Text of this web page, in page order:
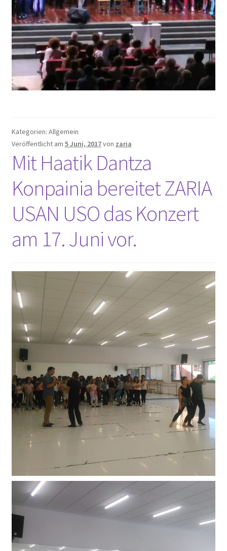
Kategorien: Allgemein
Veröffentlicht am 5 Juni, 2017von zaria
Mit Haatik Dantza
Konpainia bereitet ZARIA
USAN USO das Konzert
am 17. Juni vor.